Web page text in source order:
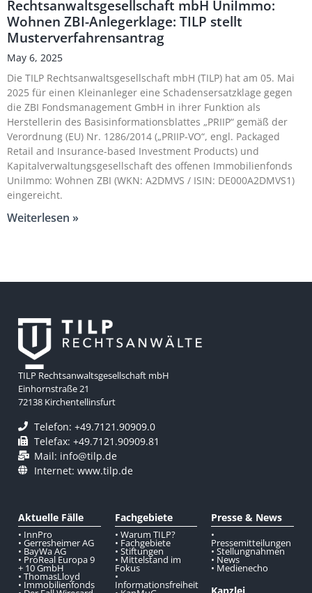
Rechtsanwaltsgesellschaft mbH UniImmo:
Wohnen ZBI-Anlegerklage: TILP stellt
Musterverfahrensantrag
May 6, 2025
Die TILP Rechtsanwaltsgesellschaft mbH (TILP) hat am 05. Mai
2025 für einen Kleinanleger eine Schadensersatzklage gegen
die ZBI Fondsmanagement GmbH in ihrer Funktion als
Herstellerin des Basisinformationsblattes „PRIIP“ gemäß der
Verordnung (EU) Nr. 1286/2014 („PRIIP-VO“, engl. Packaged
Retail and Insurance-based Investment Products) und
Kapitalverwaltungsgesellschaft des offenen Immobilienfonds
UniImmo: Wohnen ZBI (WKN: A2DMVS / ISIN: DE000A2DMVS1)
eingereicht.
Weiterlesen »
TILP Rechtsanwaltsgesellschaft mbH
Einhornstraße 21
72138 Kirchentellinsfurt
Telefon: +49.7121.90909.0
Telefax: +49.7121.90909.81
Mail: info@tilp.de
Internet: www.tilp.de
Aktuelle Fälle
• InnPro
• Gerresheimer AG
• BayWa AG
• ProReal Europa 9
+ 10 GmbH
• ThomasLloyd
• Immobilienfonds
Fachgebiete
• Warum TILP?
• Fachgebiete
• Stiftungen
• Mittelstand im
Fokus
•
Informationsfreiheit
Presse & News
•
Pressemitteilungen
• Stellungnahmen
• News
• Medienecho
Kanzlei